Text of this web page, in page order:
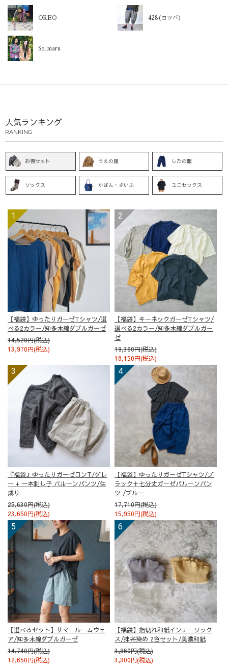
OREO 428(ヨツバ)
So_maru
人気ランキング
RANKING
お得セット うえの服 したの服
ソックス かばん・さいふ ユニセックス
【福袋】ゆったりガーゼTシャツ/選
べる2カラー/知多木綿ダブルガーゼ
14,520円(税込)
13,970円(税込)
【福袋】キーネックガーゼTシャツ/
選べる2カラー/知多木綿ダブルガー
ゼ
19,360円(税込)
18,150円(税込)
『福袋』ゆったりガーゼロンT/グレ
ー + 一本刺し子 バルーンパンツ/生
成り
25,630円(税込)
23,650円(税込)
【福袋】ゆったりガーゼTシャツ/ブ
ラック＋七分丈ガーゼバルーンパン
ツ /ブルー
17,710円(税込)
15,950円(税込)
【選べるセット】サマールームウェ
ア/知多木綿ダブルガーゼ
14,740円(税込)
12,650円(税込)
【福袋】指切れ和紙インナーソック
ス/抹茶染め 2色セット/美濃和紙
3,960円(税込)
3,300円(税込)